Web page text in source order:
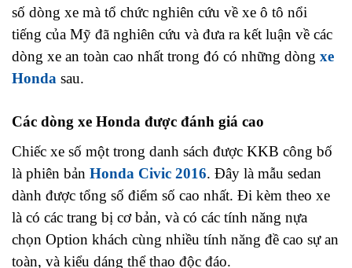
số dòng xe mà tổ chức nghiên cứu về xe ô tô nổi
tiếng của Mỹ đã nghiên cứu và đưa ra kết luận về các
dòng xe an toàn cao nhất trong đó có những dòng xe
Honda sau.
Các dòng xe Honda được đánh giá cao
Chiếc xe số một trong danh sách được KKB công bố
là phiên bản Honda Civic 2016. Đây là mẫu sedan
dành được tổng số điểm số cao nhất. Đi kèm theo xe
là có các trang bị cơ bản, và có các tính năng nựa
chọn Option khách cùng nhiều tính năng đề cao sự an
toàn, và kiểu dáng thể thao độc đáo.